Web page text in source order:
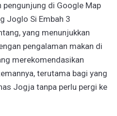
pengunjung di Google Map
Joglo Si Embah 3
yang menunjukkan
pengalaman makan di
merekomendasikan
terutama bagi yang
Jogja tanpa perlu pergi ke